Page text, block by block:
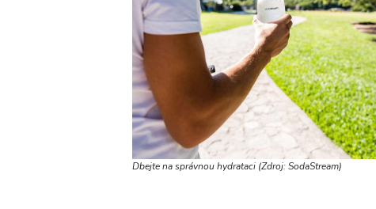
Dbejte na správnou hydrataci (Zdroj: SodaStream)